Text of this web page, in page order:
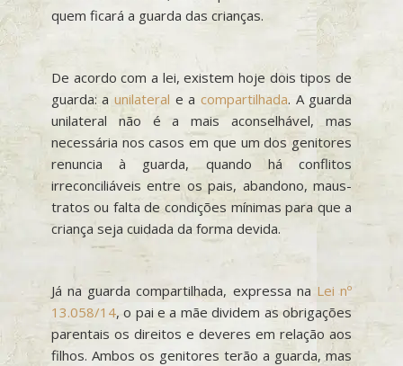
quem ficará a guarda das crianças.
De acordo com a lei, existem hoje dois tipos de
guarda: aunilateral e a compartilhada. A guarda
unilateral não é a mais aconselhável, mas
necessária nos casos em que um dos genitores
renuncia à guarda, quando há conflitos
irreconciliáveis entre os pais, abandono, maus-
tratos ou falta de condições mínimas para que a
criança seja cuidada da forma devida.
Já na guarda compartilhada, expressa na Lei nº
13.058/14, o pai e a mãe dividem as obrigações
parentais os direitos e deveres em relação aos
filhos. Ambos os genitores terão a guarda, mas